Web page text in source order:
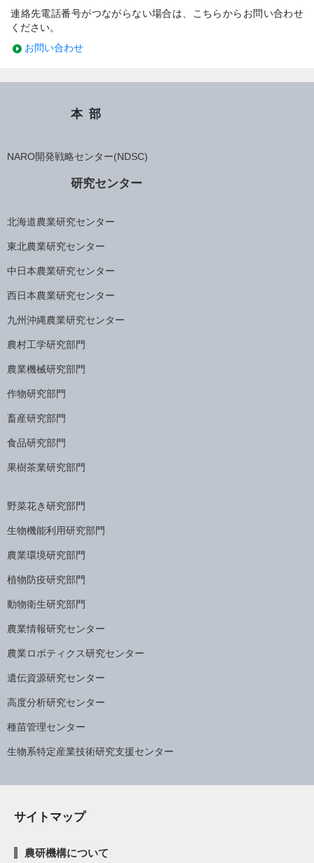
連絡先電話番号がつながらない場合は、こちらからお問い合わせ
ください。
お問い合わせ
本部
NARO開発戦略センター(NDSC)
研究センター
北海道農業研究センター
東北農業研究センター
中日本農業研究センター
西日本農業研究センター
九州沖縄農業研究センター
農村工学研究部門
農業機械研究部門
作物研究部門
畜産研究部門
食品研究部門
果樹茶業研究部門
野菜花き研究部門
生物機能利用研究部門
農業環境研究部門
植物防疫研究部門
動物衛生研究部門
農業情報研究センター
農業ロボティクス研究センター
遺伝資源研究センター
高度分析研究センター
種苗管理センター
生物系特定産業技術研究支援センター
サイトマップ
農研機構について